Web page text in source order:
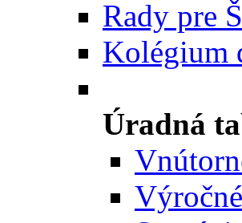
Rady pre
Kolégium
Úradná